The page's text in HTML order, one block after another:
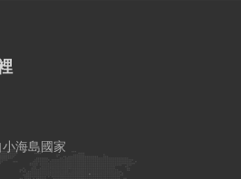
海島國家